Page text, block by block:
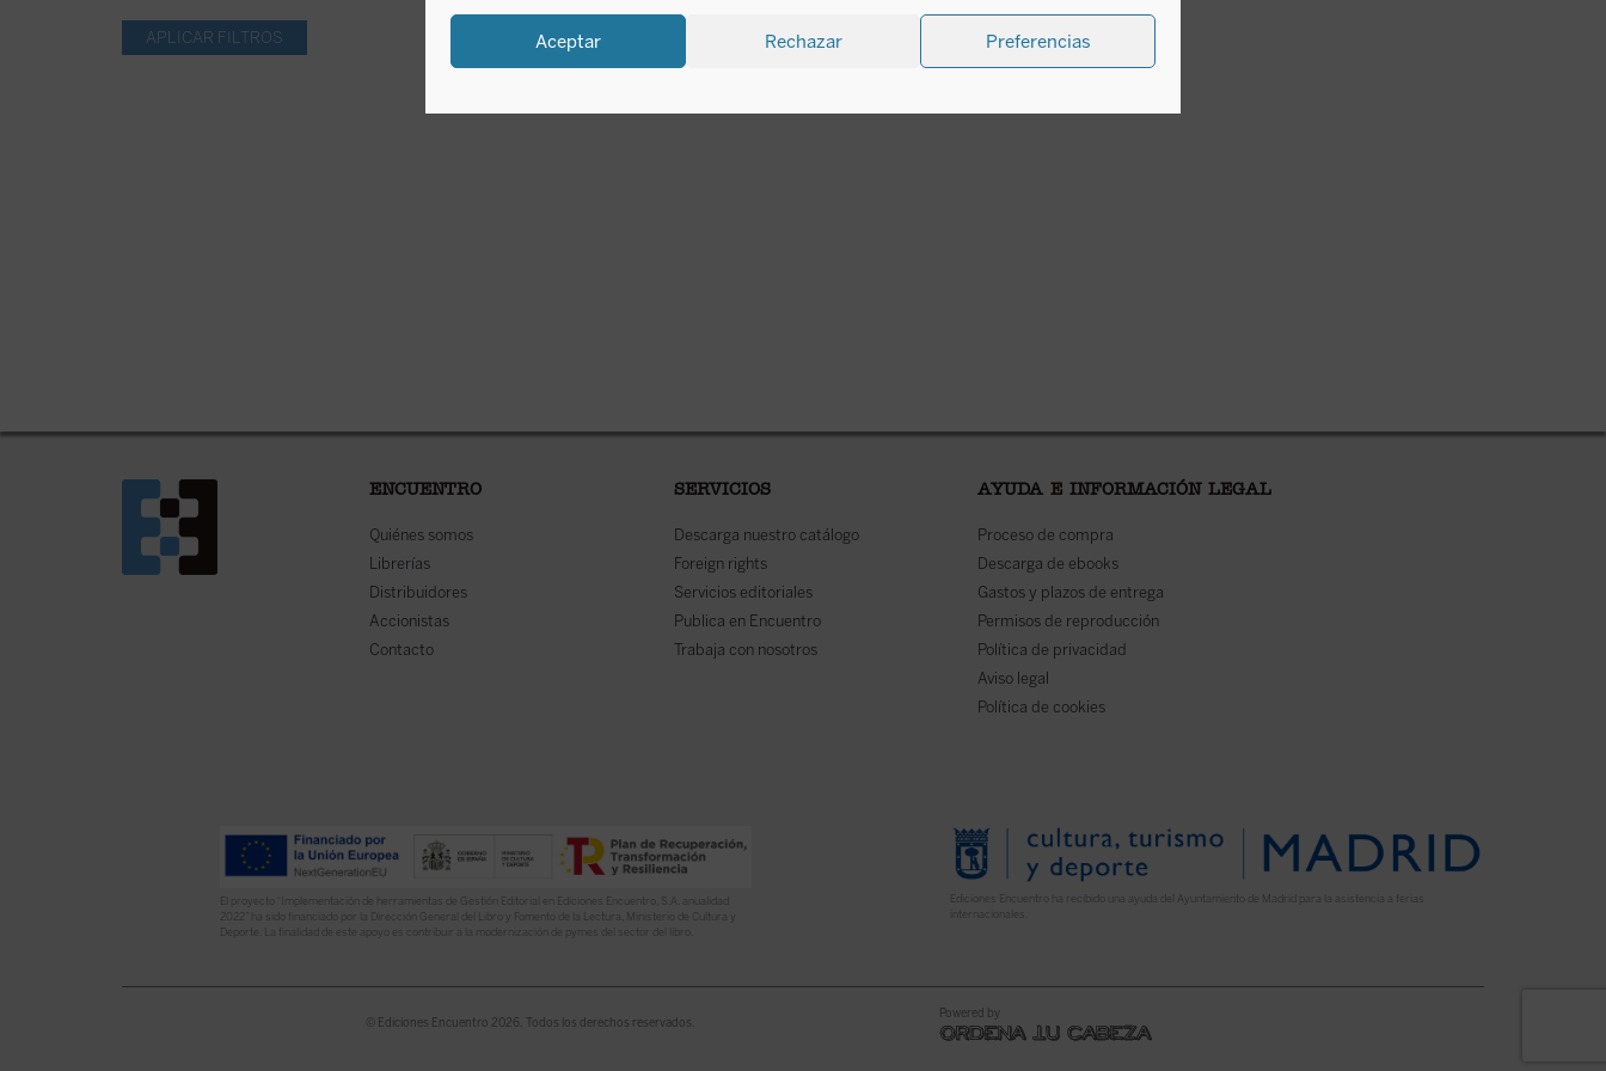
Aceptar Rechazar Preferencias
disponible en ebook:
ENCUENTRO
Quiénes somos
Librerías
Distribuidores
Accionistas
Contacto
SERVICIOS
Descarga nuestro catálogo
Foreign rights
Servicios editoriales
Publica en Encuentro
Trabaja con nosotros
AYUDA E INFORMACIÓN LEGAL
Proceso de compra
Descarga de ebooks
Gastos y plazos de entrega
Permisos de reproducción
Política de privacidad
Aviso legal
Política de cookies
El proyecto “Implementación de herramientas de Gestión Editorial en Ediciones Encuentro, S.A. anualidad
2022” ha sido financiado por la Dirección General del Libro y Fomento de la Lectura, Ministerio de Cultura y
Deporte. La finalidad de este apoyo es contribuir a la modernización de pymes del sector del libro.
Ediciones Encuentro ha recibido una ayuda del Ayuntamiento de Madrid para la asistencia a ferias
© Ediciones Encuentro 2026. Todos los derechos reservados.
Powered by